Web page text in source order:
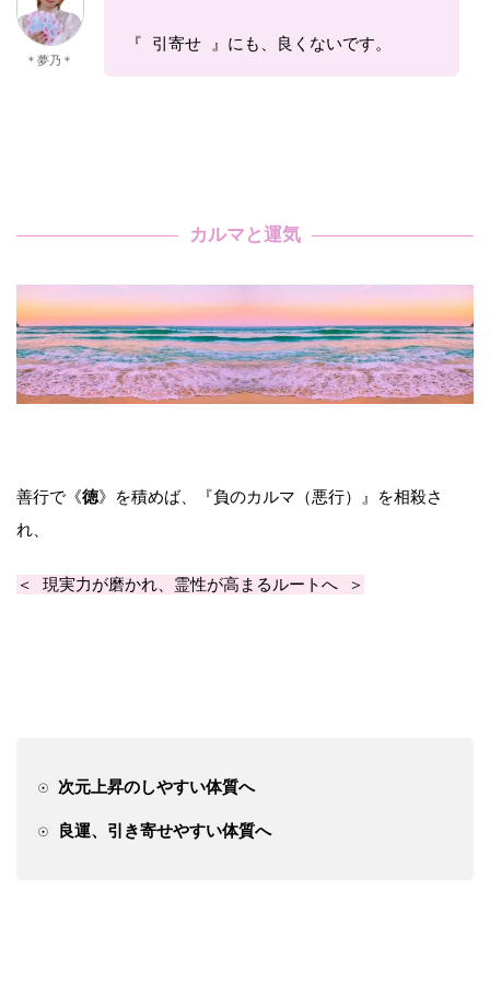
＊夢乃＊
『 引寄せ 』にも、良くないです。
カルマと運気
善行で《徳》を積めば、
『負のカルマ（悪行）』を相殺さ
れ、
＜ 現実力が磨かれ、霊性が高まるルートへ ＞
☉ 次元上昇のしやすい体質へ
☉ 良運、引き寄せやすい体質へ